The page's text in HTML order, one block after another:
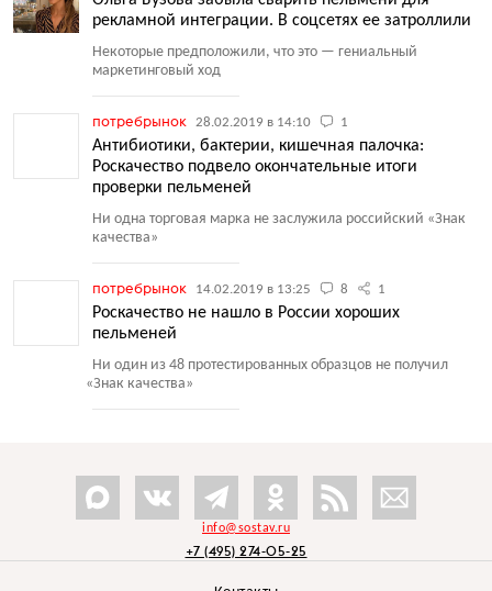
рекламной интеграции. В соцсетях ее затроллили
Некоторые предположили, что это — гениальный
маркетинговый ход
потребрынок 28.02.2019 в 14:10 1
Антибиотики, бактерии, кишечная палочка:
Роскачество подвело окончательные итоги
проверки пельменей
Ни одна торговая марка не заслужила российский «Знак
качества»
потребрынок 14.02.2019 в 13:25 8 1
Роскачество не нашло в России хороших
пельменей
Ни один из 48 протестированных образцов не получил
«Знак качества»
info@sostav.ru
+7 (495) 274-05-25